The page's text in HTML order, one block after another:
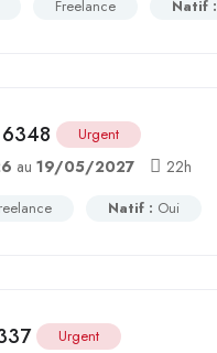
Freelance Natif :
Urgent
au19/05/2027 22h
Natif : Oui
Urgent